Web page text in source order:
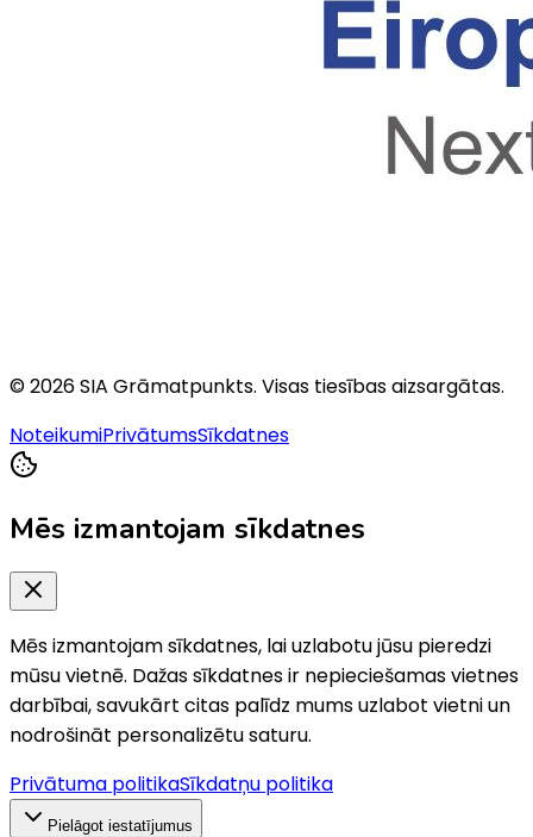
©2026SIA Grāmatpunkts. Visas tiesības aizsargātas.
NoteikumiPrivātumsSīkdatnes
Mēs izmantojam sīkdatnes
Mēs izmantojam sīkdatnes, lai uzlabotu jūsu pieredzi
mūsu vietnē. Dažas sīkdatnes ir nepieciešamas vietnes
darbībai, savukārt citas palīdz mums uzlabot vietni un
nodrošināt personalizētu saturu.
Privātuma politikaSīkdatņu politika
Pielāgot iestatījumus